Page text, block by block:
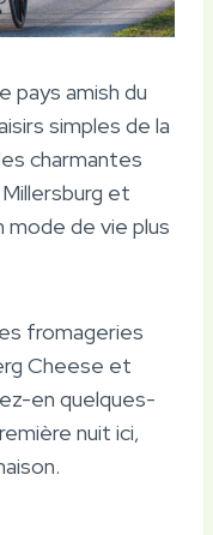
pays amish du
simples de la
charmantes
et
mode de vie plus
fromageries
Cheese et
en quelques-
nuit ici,